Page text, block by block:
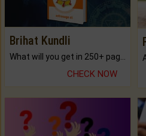
Brihat Kundli
CHECK NOW